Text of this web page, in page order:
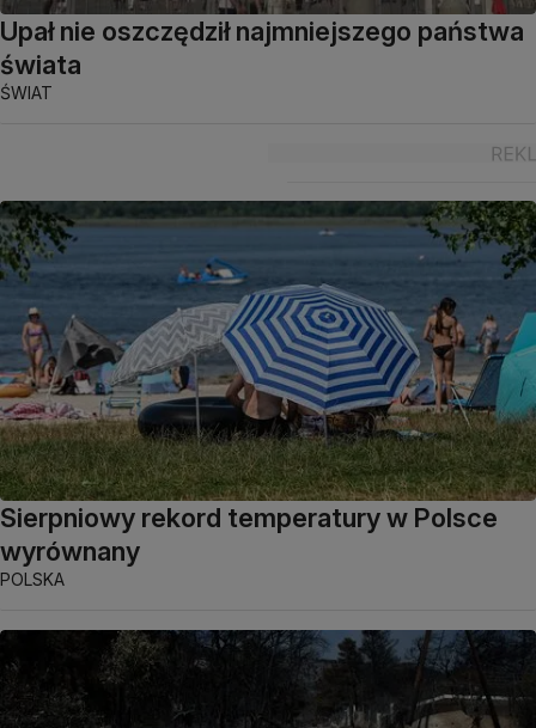
Upał nie oszczędził najmniejszego państwa
świata
ŚWIAT
Sierpniowy rekord temperatury w Polsce
wyrównany
POLSKA